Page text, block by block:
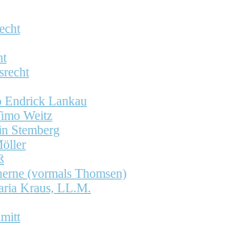
Endrick Lankau
Weitz
Stemberg
(vormals Thomsen)
Kraus, LL.M.